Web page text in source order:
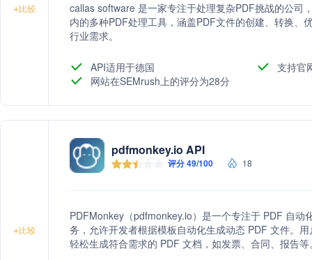
+比较
callas software 是一家专注于处理复杂PDF挑战的公司
内的多种PDF处理工具，涵盖PDF文件的创建、转换、
行业需求。
API适用于德国
支持官
网站在SEMrush上的评分为28分
+比较
pdfmonkey.io API
评分 49/100 18
PDFMonkey（pdfmonkey.io）是一个专注于 PDF 自动
务，允许开发者根据模板自动化生成动态 PDF 文件。
轻松生成符合需求的 PDF 文档，如发票、合同、报告等